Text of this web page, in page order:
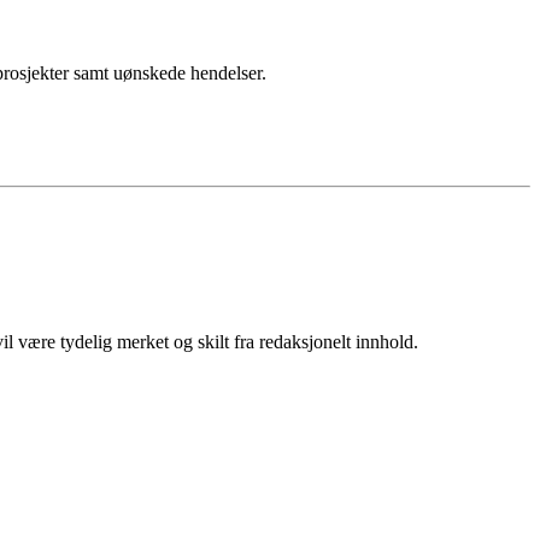
samt uønskede hendelser.
være tydelig merket og skilt fra redaksjonelt innhold.